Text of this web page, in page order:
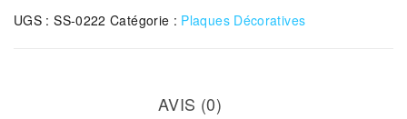
La
UGS :SS-0222 Catégorie : Plaques Décoratives
AVIS (0)